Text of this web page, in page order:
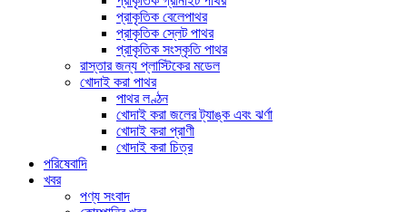
প্রাকৃতিক বেলেপাথর
প্রাকৃতিক স্লেট পাথর
প্রাকৃতিক সংস্কৃতি পাথর
রাস্তার জন্য প্লাস্টিকের মডেল
খোদাই করা পাথর
পাথর লণ্ঠন
খোদাই করা জলের ট্যাঙ্ক এবং ঝর্ণা
খোদাই করা প্রাণী
খোদাই করা চিত্র
পরিষেবাদি
খবর
পণ্য সংবাদ